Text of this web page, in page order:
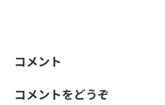
コメント
コメントをどうぞ